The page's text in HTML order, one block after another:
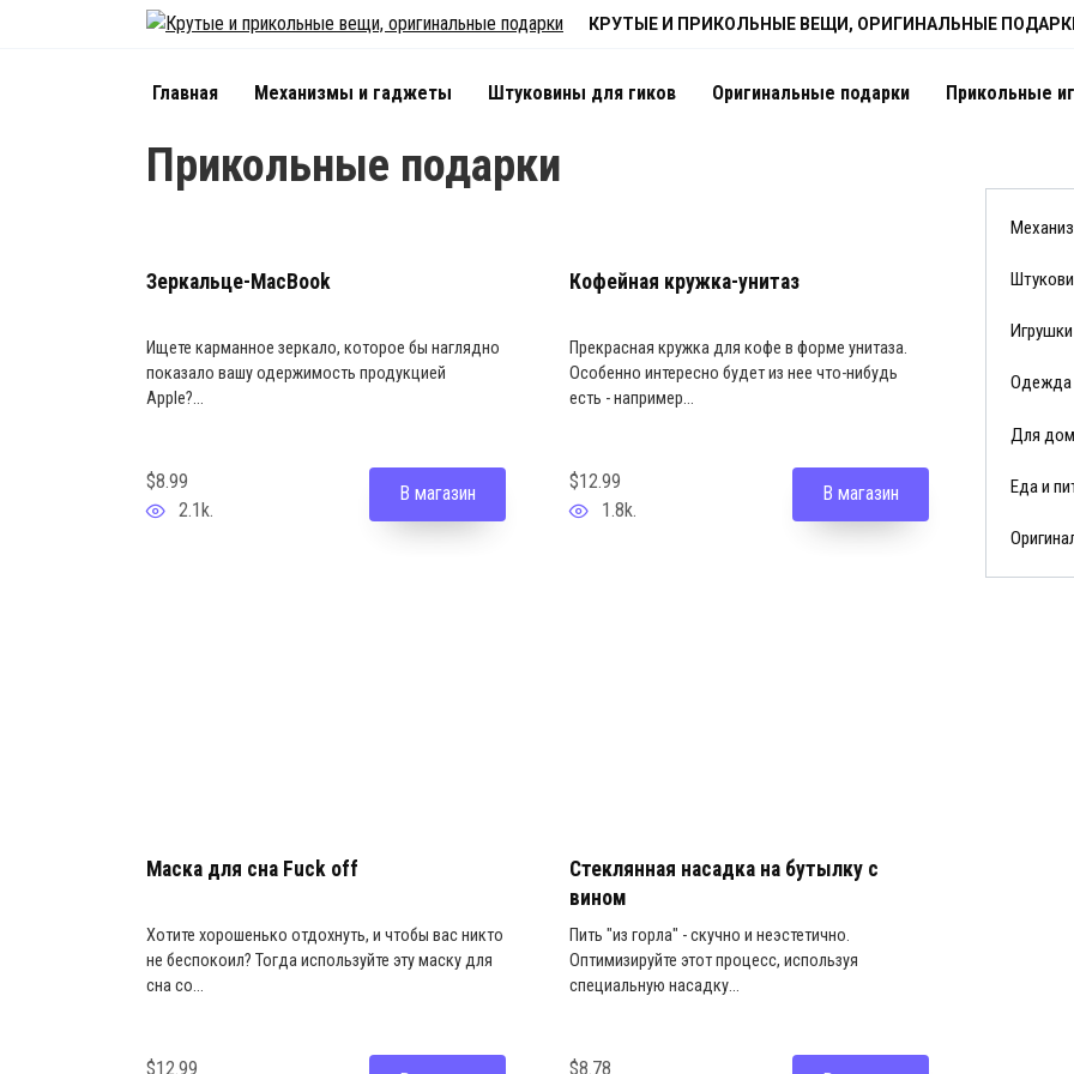
КРУТЫЕ И ПРИКОЛЬНЫЕ ВЕЩИ, ОРИГИНАЛЬНЫЕ
Главная Механизмы и гаджеты Штуковины для гиков Оригинальные подарки Прикольные
Прикольные подарки
Зеркальце-MacBook
Ищете карманное зеркало, которое бы наглядно
показало вашу одержимость продукцией
Apple?...
$8.99
2.1k.
В магазин
Кофейная кружка-унитаз
Прекрасная кружка для кофе в форме унитаза.
Особенно интересно будет из нее что-нибудь
есть - например...
$12.99
1.8k.
В магазин
Маска для сна Fuck off
Хотите хорошенько отдохнуть, и чтобы вас никто
не беспокоил? Тогда используйте эту маску для
сна со...
$12.99
Стеклянная насадка на бутылку с
вином
Пить "из горла" - скучно и неэстетично.
Оптимизируйте этот процесс, используя
специальную насадку...
$8.78
Одежда
Для
Еда и